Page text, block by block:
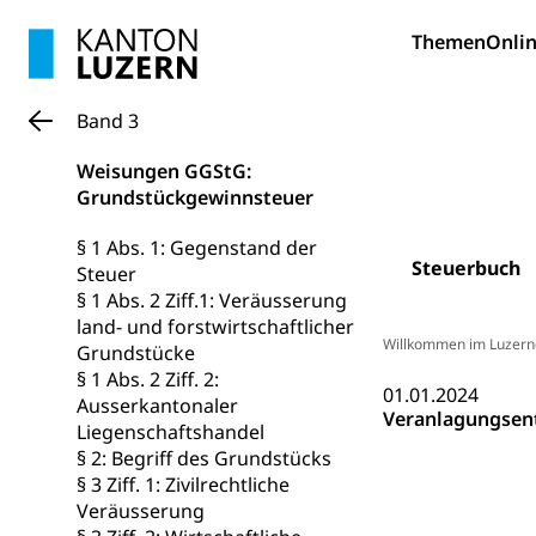
Themen
Steuerbuch
Band 3
Weisungen GGStG:
Grundstückgewinnsteuer
§ 1 Abs. 1: Gegenstand der
Steuer
§ 1 Abs. 2 Ziff.1: Veräusserung
land- und forstwirtschaftlicher
Grundstücke
§ 1 Abs. 2 Ziff. 2:
Ausserkantonaler
Liegenschaftshandel
§ 2: Begriff des Grundstücks
§ 3 Ziff. 1: Zivilrechtliche
Veräusserung
Willkommen im
01.01.2024
Umschulung,
Berufslehre
Studium,
und